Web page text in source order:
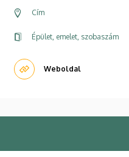
Cím
Épület, emelet, szobaszám
Weboldal